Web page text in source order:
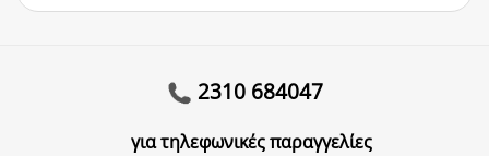
2310 684047
για τηλεφωνικές παραγγελίες